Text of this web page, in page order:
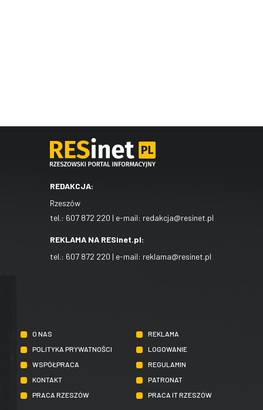
REDAKCJA:
Rzeszów
tel.: 607 872 220 | e-mail: redakcja@resinet.pl
REKLAMA NA RESinet.pl:
tel.: 607 872 220 | e-mail: reklama@resinet.pl
O NAS
REKLAMA
POLITYKA PRYWATNOŚCI
LOGOWANIE
WSPÓŁPRACA
REGULAMIN
KONTAKT
PATRONAT
PRACA RZESZÓW
PRACA IT RZESZÓW